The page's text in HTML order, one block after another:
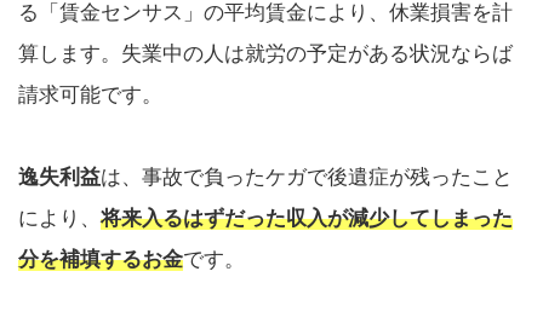
る「賃金センサス」の平均賃金により、休業損害を計
算します。失業中の人は就労の予定がある状況ならば
請求可能です。
逸失利益は、事故で負ったケガで後遺症が残ったこと
により、将来入るはずだった収入が減少してしまった
分を補填するお金です。